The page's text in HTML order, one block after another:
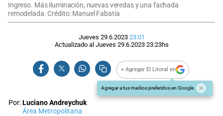
Ingreso. Más iluminación, nuevas veredas y una fachada
remodelada. Crédito: Manuel Fabatía
Jueves 29.6.2023 23:01
Actualizado al Jueves 29.6.2023 23:23hs
+ Agregar El Litoral en
Agregar a tus medios preferidos en Google
Por:Luciano Andreychuk
Área Metropolitana